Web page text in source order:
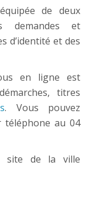
de deux
demandes et
d’identité et des
en ligne est
titres
. Vous pouvez
téléphone au 04
site de la ville